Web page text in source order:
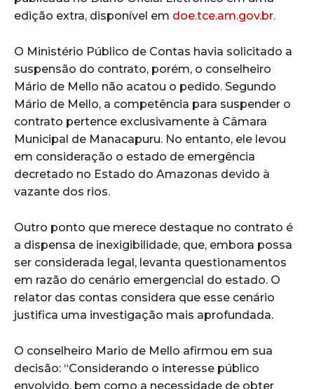
edição extra, disponível em doe.tce.am.gov.br.
O Ministério Público de Contas havia solicitado a
suspensão do contrato, porém, o conselheiro
Mário de Mello não acatou o pedido. Segundo
Mário de Mello, a competência para suspender o
contrato pertence exclusivamente à Câmara
Municipal de Manacapuru. No entanto, ele levou
em consideração o estado de emergência
decretado no Estado do Amazonas devido à
vazante dos rios.
Outro ponto que merece destaque no contrato é
a dispensa de inexigibilidade, que, embora possa
ser considerada legal, levanta questionamentos
em razão do cenário emergencial do estado. O
relator das contas considera que esse cenário
justifica uma investigação mais aprofundada.
O conselheiro Mario de Mello afirmou em sua
decisão: “Considerando o interesse público
envolvido, bem como a necessidade de obter